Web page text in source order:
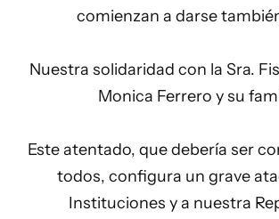
comienzan a darse
Nuestra solidaridad con la Sra.
Monica Ferrero y su
Este atentado, que debería ser
todos, configura un grave
Instituciones y a nuestra